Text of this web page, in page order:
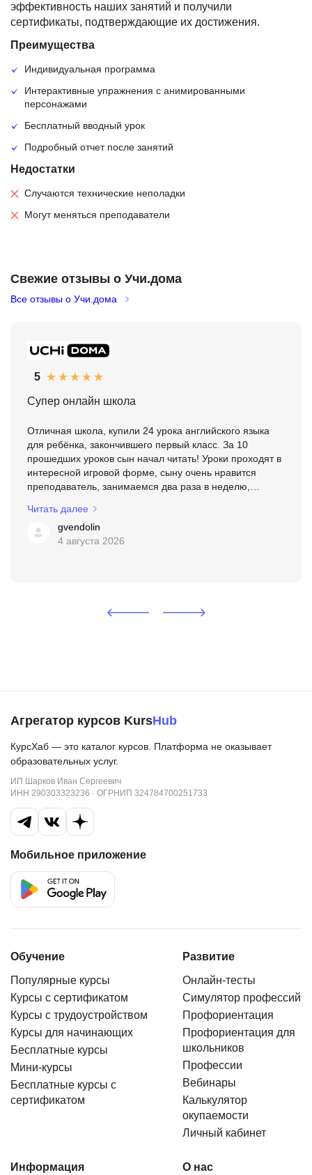
эффективность наших занятий и получили
сертификаты, подтверждающие их достижения.
Преимущества
Индивидуальная программа
Интерактивные упражнения с анимированными
персонажами
Бесплатный вводный урок
Подробный отчет после занятий
Недостатки
Случаются технические неполадки
Могут меняться преподаватели
Свежие отзывы о Учи.дома
Все отзывы о Учи.дома
5
Супер онлайн школа
Отличная школа, купили 24 урока английского языка
для ребёнка, закончившего первый класс. За 10
прошедших уроков сын начал читать! Уроки проходят в
интересной игровой форме, сыну очень нравится
преподаватель, занимаемся два раза в неделю,
что во втор...
Читать далее
gvendolin
4 августа 2026
Агрегатор курсов KursHub
КурсХаб — это каталог курсов. Платформа не оказывает
образовательных услуг.
ИП Шарков Иван Сергеевич
ИНН 290303323236 · ОГРНИП 324784700251733
Мобильное приложение
Обучение
Популярные курсы
Курсы с сертификатом
Курсы с трудоустройством
Курсы для начинающих
Бесплатные курсы
Мини-курсы
Бесплатные курсы с
сертификатом
Развитие
Онлайн-тесты
Симулятор профессий
Профориентация
Профориентация для
школьников
Профессии
Вебинары
Калькулятор
окупаемости
Личный кабинет
Информация О нас